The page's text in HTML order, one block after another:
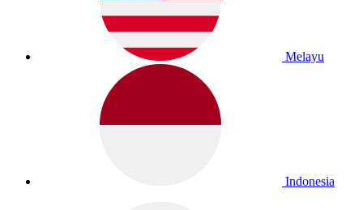
Melayu
Indonesia